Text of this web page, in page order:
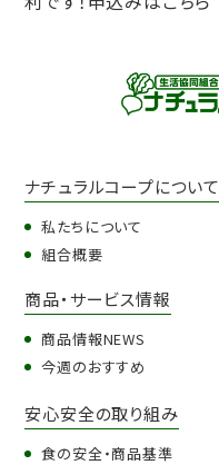
ナチュラルコープについて
私たちについて
組合概要
商品・サービス情報
商品情報NEWS
今週のおすすめ
安心安全の取り組み
食の安全・商品基準